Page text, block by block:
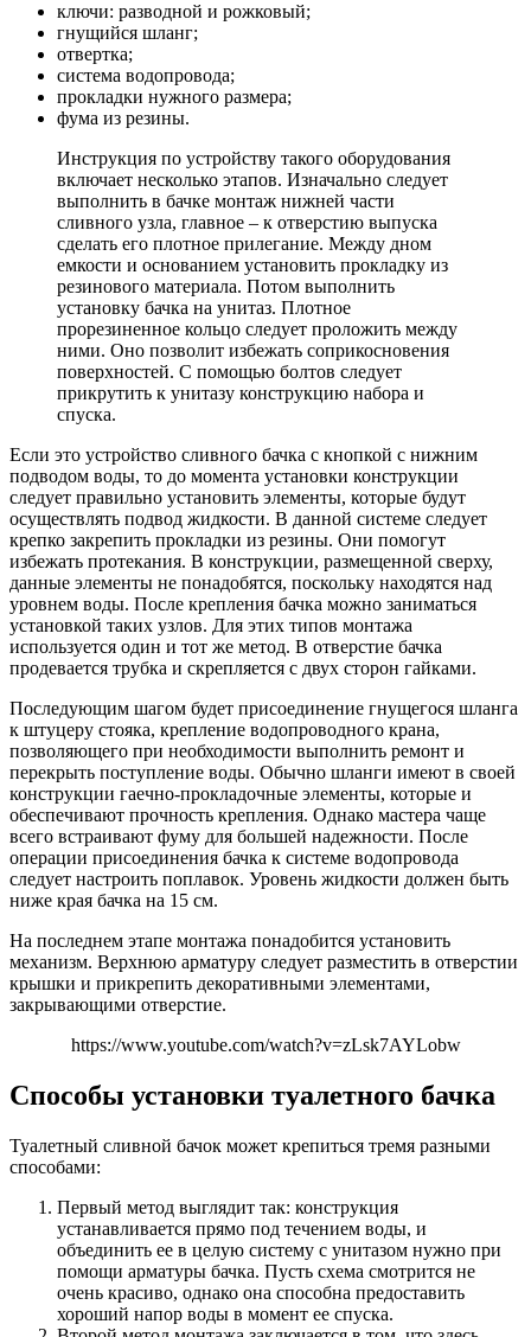
ключи: разводной и рожковый;
гнущийся шланг;
отвертка;
система водопровода;
прокладки нужного размера;
фума из резины.
Инструкция по устройству такого оборудования
включает несколько этапов. Изначально следует
выполнить в бачке монтаж нижней части
сливного узла, главное – к отверстию выпуска
сделать его плотное прилегание. Между дном
емкости и основанием установить прокладку из
резинового материала. Потом выполнить
установку бачка на унитаз. Плотное
прорезиненное кольцо следует проложить между
ними. Оно позволит избежать соприкосновения
поверхностей. С помощью болтов следует
прикрутить к унитазу конструкцию набора и
спуска.
Если это устройство сливного бачка с кнопкой с нижним
подводом воды, то до момента установки конструкции
следует правильно установить элементы, которые будут
осуществлять подвод жидкости. В данной системе следует
крепко закрепить прокладки из резины. Они помогут
избежать протекания. В конструкции, размещенной сверху,
данные элементы не понадобятся, поскольку находятся над
уровнем воды. После крепления бачка можно заниматься
установкой таких узлов. Для этих типов монтажа
используется один и тот же метод. В отверстие бачка
продевается трубка и скрепляется с двух сторон гайками.
Последующим шагом будет присоединение гнущегося шланга
к штуцеру стояка, крепление водопроводного крана,
позволяющего при необходимости выполнить ремонт и
перекрыть поступление воды. Обычно шланги имеют в своей
конструкции гаечно-прокладочные элементы, которые и
обеспечивают прочность крепления. Однако мастера чаще
всего встраивают фуму для большей надежности. После
операции присоединения бачка к системе водопровода
следует настроить поплавок. Уровень жидкости должен быть
ниже края бачка на 15 см.
На последнем этапе монтажа понадобится установить
механизм. Верхнюю арматуру следует разместить в отверстии
крышки и прикрепить декоративными элементами,
закрывающими отверстие.
https://www.youtube.com/watch?v=zLsk7AYLobw
Способы установки туалетного бачка
Туалетный сливной бачок может крепиться тремя разными
способами:
Первый метод выглядит так: конструкция
устанавливается прямо под течением воды, и
объединить ее в целую систему с унитазом нужно при
помощи арматуры бачка. Пусть схема смотрится не
очень красиво, однако она способна предоставить
хороший напор воды в момент ее спуска.